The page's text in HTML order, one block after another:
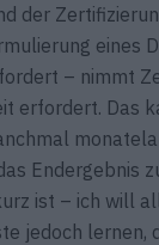
der
eines
– nimmt
erfordert. Das
Endergebnis
ist – ich will
jedoch lernen,